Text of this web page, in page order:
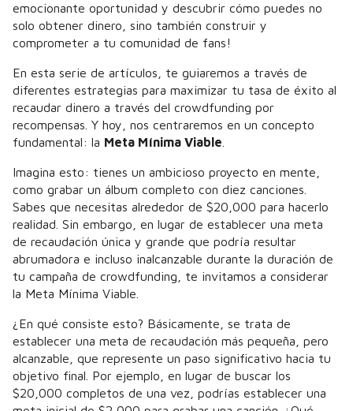
emocionante oportunidad y descubrir cómo puedes no
solo obtener dinero, sino también construir y
comprometer a tu comunidad de fans!
En esta serie de artículos, te guiaremos a través de
diferentes estrategias para maximizar tu tasa de éxito al
recaudar dinero a través del crowdfunding por
recompensas. Y hoy, nos centraremos en un concepto
fundamental: la Meta Mínima Viable
Imagina esto: tienes un ambicioso proyecto en mente,
como grabar un álbum completo con diez canciones.
Sabes que necesitas alrededor de $20,000 para hacerlo
realidad. Sin embargo, en lugar de establecer una meta
de recaudación única y grande que podría resultar
abrumadora e incluso inalcanzable durante la duración de
tu campaña de crowdfunding, te invitamos a considerar
la Meta Mínima Viable.
¿En qué consiste esto? Básicamente, se trata de
establecer una meta de recaudación más pequeña, pero
alcanzable, que represente un paso significativo hacia tu
objetivo final. Por ejemplo, en lugar de buscar los
$20,000 completos de una vez, podrías establecer una